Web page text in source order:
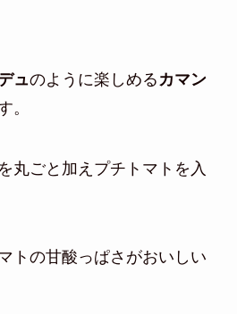
ュのように楽しめる カマン
。
丸ごと加えプチトマトを入
トの甘酸っぱさがおいしい